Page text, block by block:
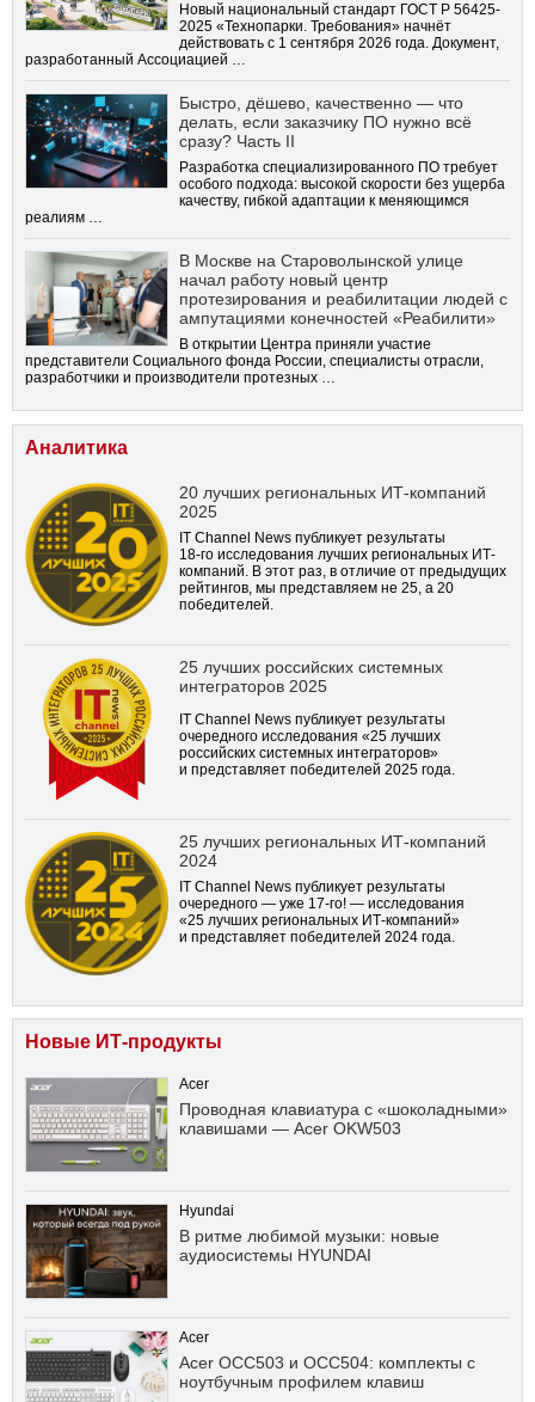
Новый национальный стандарт ГОСТ Р 56425-
2025 «Технопарки. Требования» начнёт
действовать с 1 сентября 2026 года. Документ,
разработанный Ассоциацией …
Быстро, дёшево, качественно — что
делать, если заказчику ПО нужно всё
сразу? Часть II
Разработка специализированного ПО требует
особого подхода: высокой скорости без ущерба
качеству, гибкой адаптации к меняющимся
реалиям …
В Москве на Староволынской улице
начал работу новый центр
протезирования и реабилитации людей с
ампутациями конечностей «Реабилити»
В открытии Центра приняли участие
представители Социального фонда России, специалисты отрасли,
разработчики и производители протезных …
Аналитика
20 лучших региональных ИТ-компаний
2025
IT Channel News публикует результаты
18-го исследования лучших региональных ИТ-
компаний. В этот раз, в отличие от предыдущих
рейтингов, мы представляем не 25, а 20
победителей.
25 лучших российских системных
интеграторов 2025
IT Channel News публикует результаты
очередного исследования «25 лучших
российских системных интеграторов»
и представляет победителей 2025 года.
25 лучших региональных ИТ-компаний
2024
IT Channel News публикует результаты
очередного — уже 17-го! — исследования
«25 лучших региональных ИТ-компаний»
и представляет победителей 2024 года.
Новые ИТ-продукты
Acer
Проводная клавиатура с «шоколадными»
клавишами — Acer OKW503
Hyundai
В ритме любимой музыки: новые
аудиосистемы HYUNDAI
Acer
Acer OCC503 и OCC504: комплекты с
ноутбучным профилем клавиш